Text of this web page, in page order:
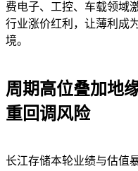
费电子、工控、车载领域
行业涨价红利，让薄利成
境。
周期高位叠加地
重回调风险
长江存储本轮业绩与估值